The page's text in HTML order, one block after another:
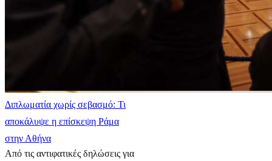
Διπλωματία χωρίς σεβασμό: Τι
αποκάλυψε η επίσκεψη Ράμα
στην Αθήνα
Από τις αντιφατικές δηλώσεις για